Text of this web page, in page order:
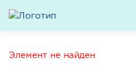
Элемент не найден